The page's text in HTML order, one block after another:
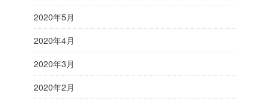
2020年5月
2020年4月
2020年3月
2020年2月